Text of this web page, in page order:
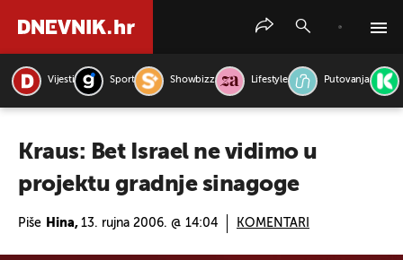
Vijesti Sport Showbizz Lifestyle Putovanja
Kraus: Bet Israel ne vidimo u
projektu gradnje sinagoge
Piše Hina, 13. rujna 2006. @ 14:04 KOMENTARI
PRETRAŽITE VIJESTI